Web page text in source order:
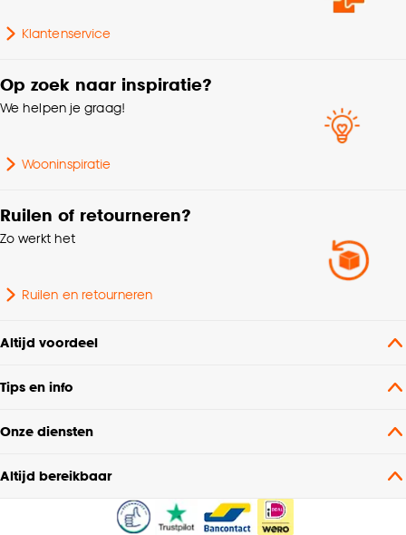
Klantenservice
Op zoek naar inspiratie?
We helpen je graag!
Wooninspiratie
Ruilen of retourneren?
Zo werkt het
Ruilen en retourneren
Altijd voordeel
Tips en info
Onze diensten
Altijd bereikbaar